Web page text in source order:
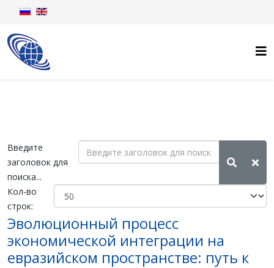
Введите
заголовок для
поиска...
Кол-во
строк:
Эволюционный процесс
экономической интеграции на
евразийском пространстве: путь к